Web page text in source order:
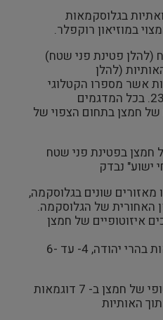
בגלוסקמאות
במוזיאון רוקפלר.
(להלן פטינת פני שטח)
(להלן
אשר מספרו הקטלוגי
של חמצן בתחום הצפוי של
חמצן בפטינת פני שטח
ישוע" נבדק
מאזורים שונים בגלוסקמה,
האחורית של הגלוסקמה.
איזוטופיים של חמצן
הצפוי לפטינות מגלוסקמאות בהרי יהודה, 4- עד -6
נבדק ההרכב האיזוטופי של חמצן ב- 7 דוגמאות
האותיות